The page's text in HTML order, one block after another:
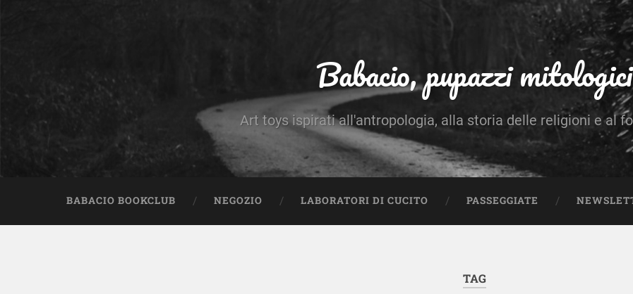
Babacio, pupazzi mitologici
Art toys ispirati all'antropologia, alla storia delle religioni e al
BABACIO BOOKCLUB NEGOZIO LABORATORI DI CUCITO PASSEGGIATE
TAG